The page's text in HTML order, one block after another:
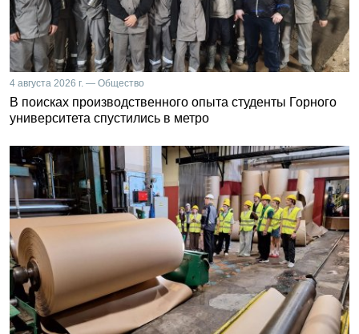
4 августа 2026 г. — Общество
В поисках производственного опыта студенты Горного
университета спустились в метро